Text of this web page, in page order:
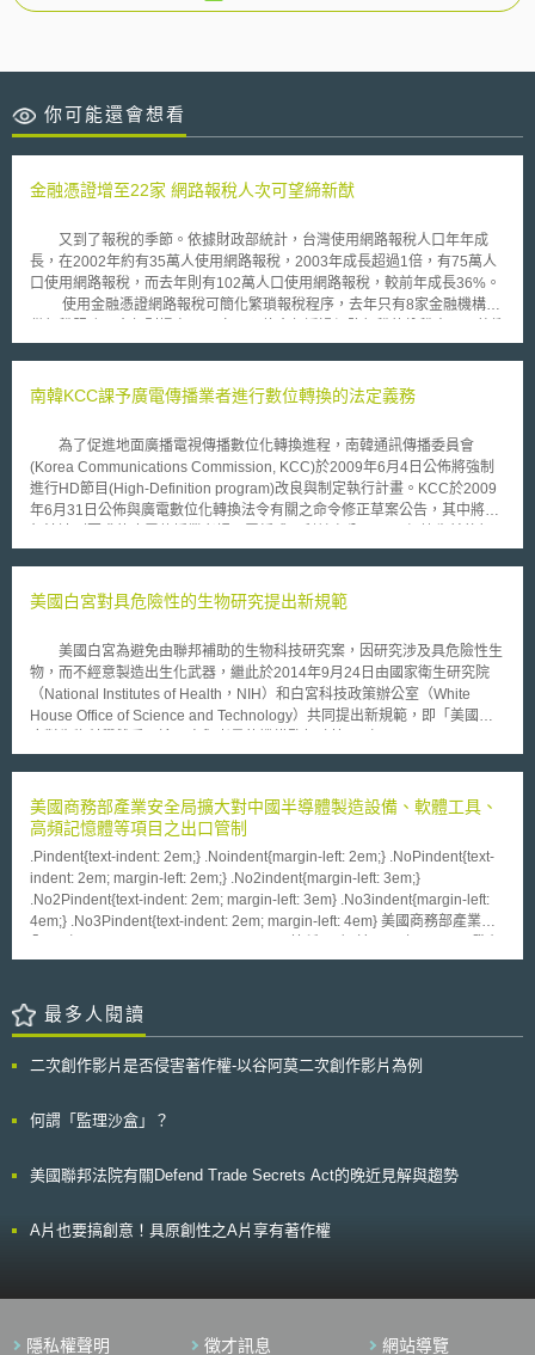
你可能還會想看
金融憑證增至22家 網路報稅人次可望締新猷
又到了報稅的季節。依據財政部統計，台灣使用網路報稅人口年年成
長，在2002年約有35萬人使用網路報稅，2003年成長超過1倍，有75萬人
口使用網路報稅，而去年則有102萬人口使用網路報稅，較前年成長36%。
使用金融憑證網路報稅可簡化繁瑣報稅程序，去年只有8家金融機構提
破歷年人數。包括元富證、元京証、台証證、日盛金控、國泰、新光人壽等
之網路銀行、網路下單及網路保險憑證用於94年個人綜合所得稅網路結算申
年子女」之戶籍資料、扣 (免)繳及股利憑單所得資料，逐筆確認修正無誤，
由電腦自動試算稅額後，傳輸申報資料，並自行列印收執聯保存，完成報稅
手續。
南韓KCC課予廣電傳播業者進行數位轉換的法定義務
為了促進地面廣播電視傳播數位化轉換進程，南韓通訊傳播委員會
(Korea Communications Commission, KCC)於2009年6月4日公佈將強制
進行HD節目(High-Definition program)改良與制定執行計畫。KCC於2009
年6月31日公佈與廣電數位化轉換法令有關之命令修正草案公告，其中將對
廣電數位化轉換法令之經驗，KCC提出了相關修正草案。該草案將課予廣電
廣電數位化能順利在2012年年底完成。此外，業者必須提出每年的執行計
益之行政處分，例如基地台許可執照將被廢止。 南韓於2008年2月針對
廣電類比訊號之關閉制定特別法，並要求在2012年12月31日全面完成廣電
傳播數位化。如今為了確保數位化進程可如期完成，強制廣電傳播業者進行
相關數位化工作，整體效益有待觀察。
美國白宮對具危險性的生物研究提出新規範
美國白宮為避免由聯邦補助的生物科技研究案，因研究涉及具危險性生
物，而不經意製造出生化武器，繼此於2014年9月24日由國家衛生研究院
（National Institutes of Health，NIH）和白宮科技政策辦公室（White
House Office of Science and Technology）共同提出新規範，即「美國政
Government Policy for Institutional Oversight of Life Sciences Dual Use
（Dual Use of Research）安全性。 前述生物科技研究中的生物雙重
用途研究，意指以增進公共衛生、國家安全、農業、環境等為主旨的生命科
劑等。早於2013年，美國白宮即已開始實施「美國政府對生物科學雙重用
途研究與考量的監督政策」（United States Government Policy for
Oversight of Life Sciences Dual Use Research of Concern），惟本次另以
機構為主要規範對象。而作成新規範之重點分述為三如下： 1.原先以補助單
委員會評估相關風險，亦須通知聯邦層級的補助單位。此外，該科學家與其
機構必須提交一份風險防範之計畫書，例如建立生物安全等級（biosafety
rating）較高的實驗室等。 3.違反相關規範之受補助對象，將面臨中止、限
美國商務部產業安全局擴大對中國半導體製造設備、軟體工具、
高頻記憶體等項目之出口管制
.Pindent{text-indent: 2em;} .Noindent{margin-left: 2em;} .NoPindent{text-
indent: 2em; margin-left: 2em;} .No2indent{margin-left: 3em;}
.No2Pindent{text-indent: 2em; margin-left: 3em} .No3indent{margin-left:
4em;} .No3Pindent{text-indent: 2em; margin-left: 4em} 美國商務部產業安
《外國生產的直接產品規則補充以及先進運算及半導體製造項目管制精進》
Controls for Advanced Computing and Semiconductor Manufacturing
Items），並於同日（12月2日）生效，部分管制措施的法律遵循延後至
體戰略旨在進一步推進中國的軍事現代化、大規模殺傷性武器（WMD）的
家安全。因此，本次管制之目的旨在進一步削弱中國生產先進節點半導體的
下： 1. 24種半導體製造設備，包括某些蝕刻（etch）、沉積
火（annealing）、計量（metrology）和檢驗（inspection）以及清潔
最多人閱讀
二次創作影片是否侵害著作權-以谷阿莫二次創作影片為例
何謂「監理沙盒」？
美國聯邦法院有關Defend Trade Secrets Act的晚近見解與趨勢
A片也要搞創意！具原創性之A片享有著作權
隱私權聲明 徵才訊息 網站導覽